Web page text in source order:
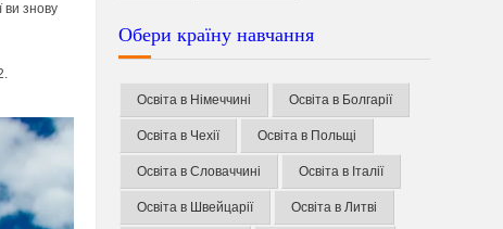
ви знову
Обери країну навчання
Освіта в Німеччині Освіта в Болгарії
Освіта в Чехії Освіта в Польщі
Освіта в Словаччині Освіта в Італії
Освіта в Швейцарії Освіта в Литві